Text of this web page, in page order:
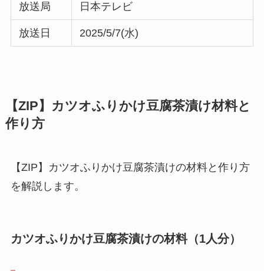
放送局 日本テレビ
放送日 2025/5/7(水)
【ZIP】カツオふりかけ豆腐茶漬け材料と
作り方
【ZIP】カツオふりかけ豆腐茶漬けの材料と作り方
を解説します。
カツオふりかけ豆腐茶漬けの材料（1人分）